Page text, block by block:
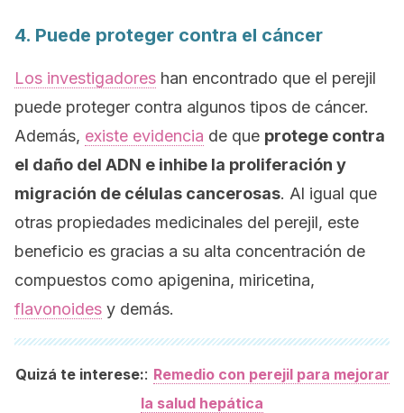
4. Puede proteger contra el cáncer
Los investigadores han encontrado que el perejil
puede proteger contra algunos tipos de cáncer.
Además, existe evidencia de que protege contra
el daño del ADN e inhibe la proliferación y
migración de células cancerosas. Al igual que
otras propiedades medicinales del perejil, este
beneficio es gracias a su alta concentración de
compuestos como apigenina, miricetina,
flavonoides y demás.
Quizá te interese:: Remedio con perejil para mejorar
la salud hepática